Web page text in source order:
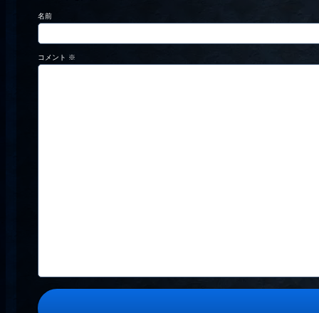
名前
コメント ※